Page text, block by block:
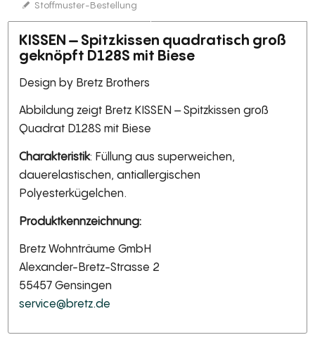
Stoffmuster-Bestellung
KISSEN – Spitzkissen quadratisch groß
geknöpft D128S mit Biese
Design by Bretz Brothers
Abbildung zeigt Bretz KISSEN – Spitzkissen groß
Quadrat D128S mit Biese
Charakteristik: Füllung aus superweichen,
dauerelastischen, antiallergischen
Polyesterkügelchen.
Produktkennzeichnung:
Bretz Wohnträume GmbH
Alexander-Bretz-Strasse 2
55457 Gensingen
service@bretz.de